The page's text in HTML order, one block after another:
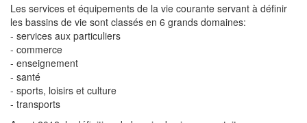
Les services et équipements de la vie courante servant à définir
les bassins de vie sont classés en 6 grands domaines:
- services aux particuliers
- commerce
- enseignement
- santé
- sports, loisirs et culture
- transports